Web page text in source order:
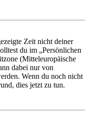
Zeit nicht deiner
du im „Persönlichen
(Mitteleuropäische
dabei nur von
Wenn du noch nicht
dies jetzt zu tun.